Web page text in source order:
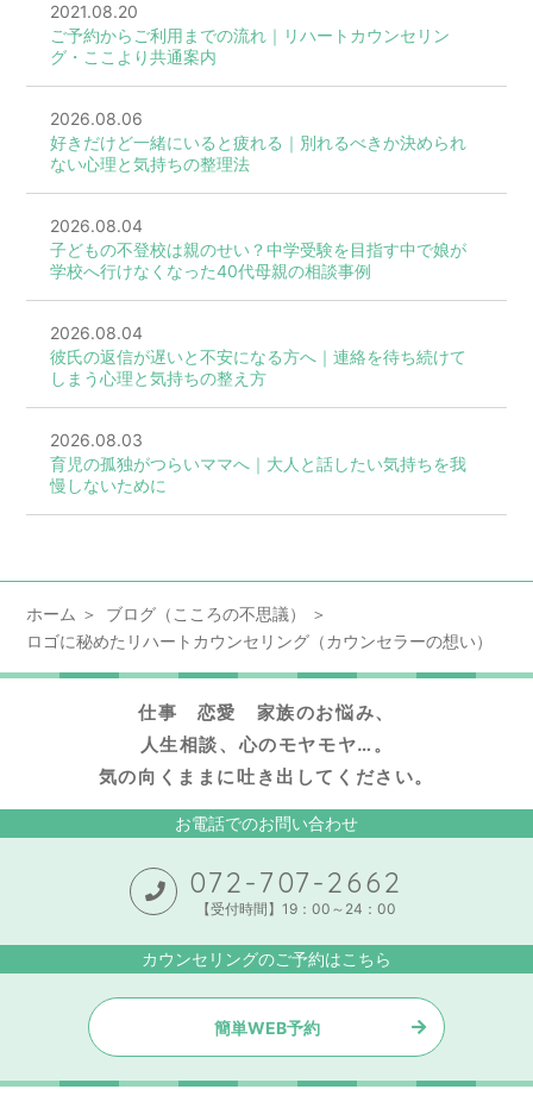
2021.08.20
ご予約からご利用までの流れ｜リハートカウンセリン
グ・ここより共通案内
2026.08.06
好きだけど一緒にいると疲れる｜別れるべきか決められ
ない心理と気持ちの整理法
2026.08.04
子どもの不登校は親のせい？中学受験を目指す中で娘が
学校へ行けなくなった40代母親の相談事例
2026.08.04
彼氏の返信が遅いと不安になる方へ｜連絡を待ち続けて
しまう心理と気持ちの整え方
2026.08.03
育児の孤独がつらいママへ｜大人と話したい気持ちを我
慢しないために
ホーム
ブログ（こころの不思議）
ロゴに秘めたリハートカウンセリング（カウンセラーの想い）
仕事 恋愛 家族のお悩み、
人生相談、心のモヤモヤ…。
気の向くままに吐き出してください。
お電話でのお問い合わせ
072-707-2662
【受付時間】19：00～24：00
カウンセリングのご予約はこちら
簡単WEB予約